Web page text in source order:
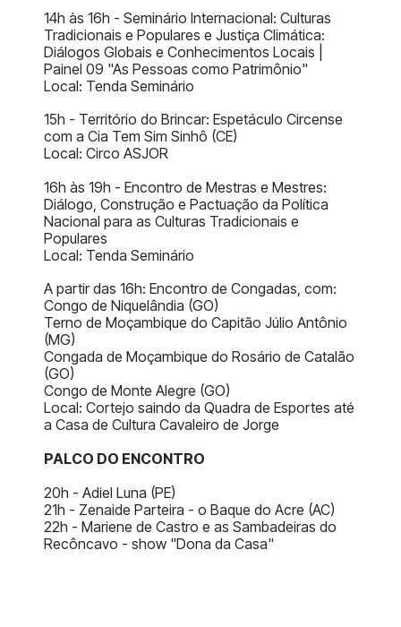
14h às 16h - Seminário Internacional: Culturas
Tradicionais e Populares e Justiça Climática:
Diálogos Globais e Conhecimentos Locais |
Painel 09 "As Pessoas como Patrimônio"
Local: Tenda Seminário
15h - Território do Brincar: Espetáculo Circense
com a Cia Tem Sim Sinhô (CE)
Local: Circo ASJOR
16h às 19h - Encontro de Mestras e Mestres:
Diálogo, Construção e Pactuação da Política
Nacional para as Culturas Tradicionais e
Populares
Local: Tenda Seminário
A partir das 16h: Encontro de Congadas, com:
Congo de Niquelândia (GO)
Terno de Moçambique do Capitão Júlio Antônio
(MG)
Congada de Moçambique do Rosário de Catalão
(GO)
Congo de Monte Alegre (GO)
Local: Cortejo saindo da Quadra de Esportes até
a Casa de Cultura Cavaleiro de Jorge
PALCO DO ENCONTRO
20h - Adiel Luna (PE)
21h - Zenaide Parteira - o Baque do Acre (AC)
22h - Mariene de Castro e as Sambadeiras do
Recôncavo - show "Dona da Casa"